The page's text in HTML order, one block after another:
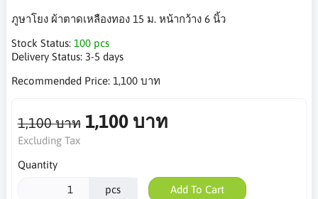
ภูษาโยง ผ้าตาดเหลืองทอง 15 ม. หน้ากว้าง 6 นิ้ว
Stock Status: 100 pcs
Delivery Status: 3-5 days
Recommended Price: 1,100 บาท
1,100 บาท 1,100 บาท
Excluding Tax
Quantity
pcs Add To Cart